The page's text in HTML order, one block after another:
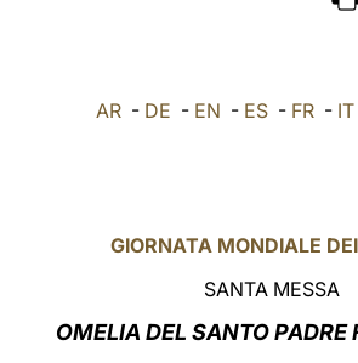
AR - DE - EN - ES - FR - IT
GIORNATA MONDIALE
SANTA MESSA
OMELIA DEL SANTO PADRE